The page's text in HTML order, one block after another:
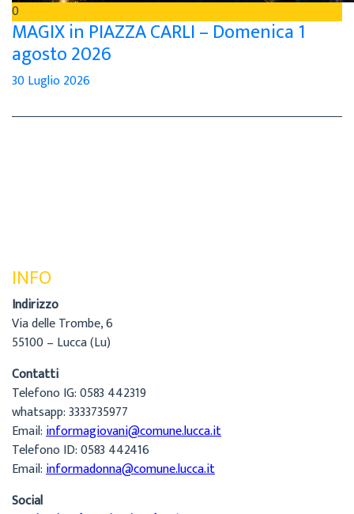
0
MAGIX in PIAZZA CARLI – Domenica 1
agosto 2026
30 Luglio 2026
INFO
Indirizzo
Via delle Trombe, 6
55100 – Lucca (Lu)
Contatti
Telefono IG: 0583 442319
whatsapp: 3333735977
Email:informagiovani@comune.lucca.it
Telefono ID: 0583 442416
Email:informadonna@comune.lucca.it
Social